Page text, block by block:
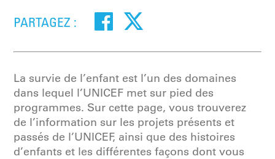
PARTAGEZ :
La survie de l’enfant est l’un des domaines
dans lequel l’UNICEF met sur pied des
programmes. Sur cette page, vous trouverez
de l’information sur les projets présents et
passés de l’UNICEF, ainsi que des histoires
d’enfants et les différentes façons dont vous